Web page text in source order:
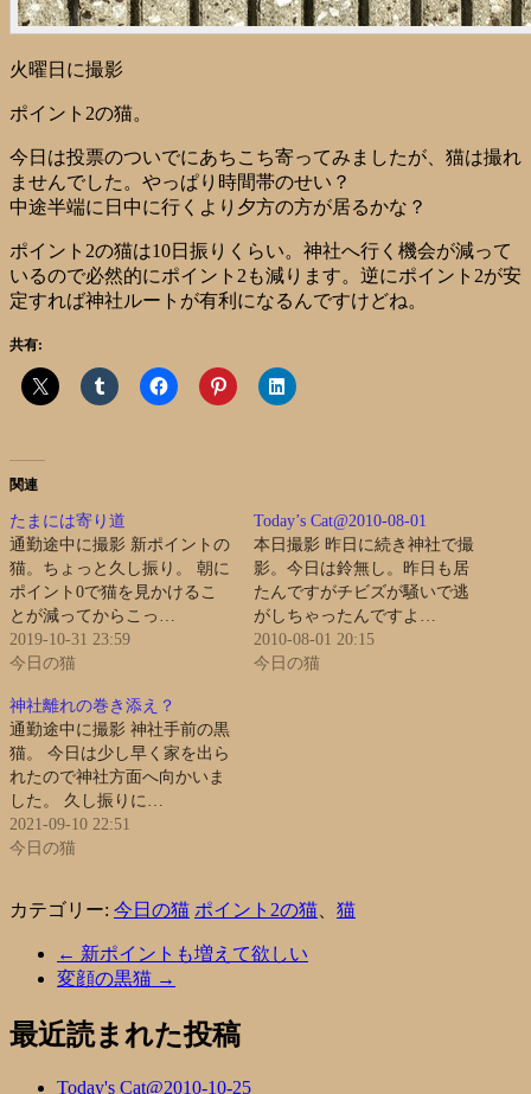
火曜日に撮影
ポイント2の猫。
今日は投票のついでにあちこち寄ってみましたが、猫は撮れ
ませんでした。やっぱり時間帯のせい？
中途半端に日中に行くより夕方の方が居るかな？
ポイント2の猫は10日振りくらい。神社へ行く機会が減って
いるので必然的にポイント2も減ります。逆にポイント2が安
定すれば神社ルートが有利になるんですけどね。
共有:
関連
たまには寄り道
通勤途中に撮影 新ポイントの
猫。ちょっと久し振り。 朝に
ポイント0で猫を見かけるこ
とが減ってからこっ…
2019-10-31 23:59
今日の猫
Today’s Cat@2010-08-01
本日撮影 昨日に続き神社で撮
影。今日は鈴無し。昨日も居
たんですがチビズが騒いで逃
がしちゃったんですよ…
2010-08-01 20:15
今日の猫
神社離れの巻き添え？
通勤途中に撮影 神社手前の黒
猫。 今日は少し早く家を出ら
れたので神社方面へ向かいま
した。 久し振りに…
2021-09-10 22:51
今日の猫
カテゴリー: 今日の猫 ポイント2の猫 猫
← 新ポイントも増えて欲しい
変顔の黒猫 →
最近読まれた投稿
Today's Cat@2010-10-25